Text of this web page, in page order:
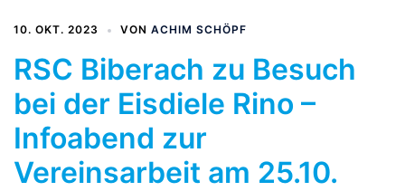
10. OKT. 2023 VON ACHIM SCHÖPF
RSC Biberach zu Besuch
bei der Eisdiele Rino –
Infoabend zur
Vereinsarbeit am 25.10.